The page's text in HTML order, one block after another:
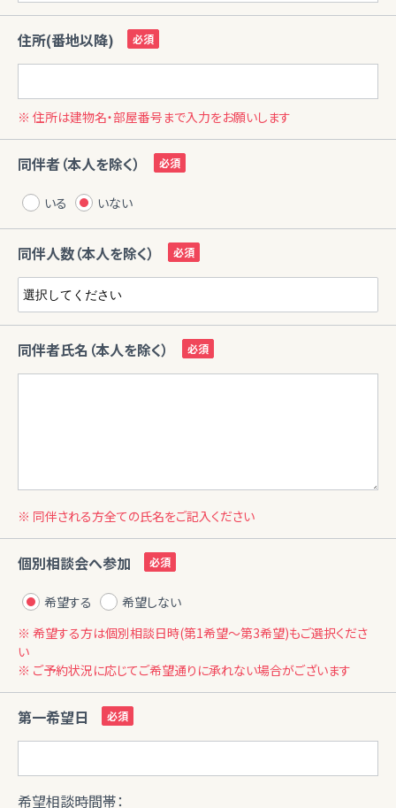
住所(番地以降)
※ 住所は建物名・部屋番号まで入力をお願いします
同伴者（本人を除く）
いる いない
同伴人数（本人を除く）
同伴者氏名（本人を除く）
※ 同伴される方全ての氏名をご記入ください
個別相談会へ参加
希望する
希望しない
※ 希望する方は個別相談日時(第1希望〜第3希望)もご選択くださ
い
※ ご予約状況に応じてご希望通りに承れない場合がございます
第一希望日
希望相談時間帯：